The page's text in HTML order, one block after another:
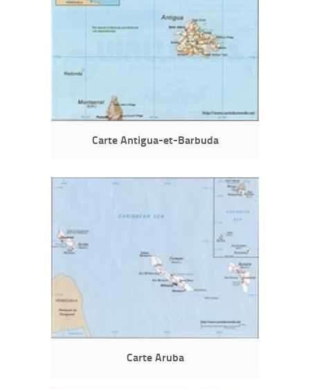
Carte Antigua-et-Barbuda
Carte Aruba